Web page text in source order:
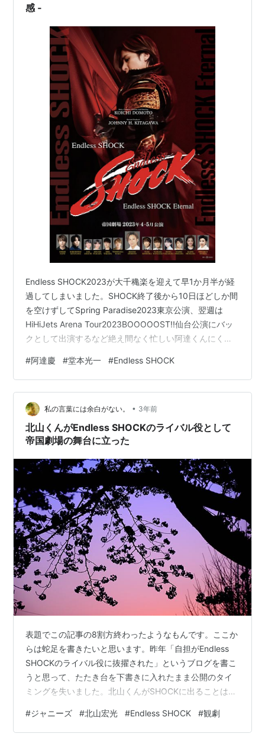
貯金しておこうかな…。 …
感 ‐
Endless SHOCK2023が大千穐楽を迎えて早1か月半が経
過してしまいました。SHOCK終了後から10日ほどしか間
を空けずしてSpring Paradise2023東京公演、翌週は
HiHiJets Arena Tour2023BOOOOOST!!仙台公演にバッ
クとして出演するなど絶え間なく忙しい阿達くんにくっ
し記事の新鮮さも無くなってしまいましたが、今後の自
分のために今更書き残しておきます。しかもこれは我な
がら引いてるんですけど、ダラダラ書いてたら一万字軽
く超えて18,000字に到達してしまいました。川島如恵留
もびっくりの長文ブログ、爆…
#阿達慶 #堂本光一 #Endless SHOCK
私の言葉には余白がない。 • 3年前
北山くんがEndless SHOCKのライバル役として
帝国劇場の舞台に立った
表題でこの記事の8割方終わったようなもんです。ここか
らは蛇足を書きたいと思います。昨年「自担がEndless
SHOCKのライバル役に抜擢された」というブログを書こ
うと思って、たたき台を下書きに入れたまま公開のタイ
ミングを失いました。北山くんがSHOCKに出ることは北
わたしの中でもかなり大きなことでした。ずっと待ちわ
びていたような、オタクの戯言であってほしいような、
#ジャニーズ #北山宏光 #Endless SHOCK #観劇